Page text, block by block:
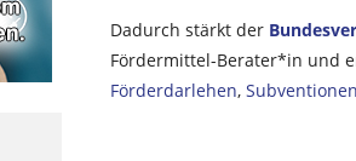
Dadurch stärkt der
Fördermittel-Berater*in und
Förderdarlehen, Subventionen